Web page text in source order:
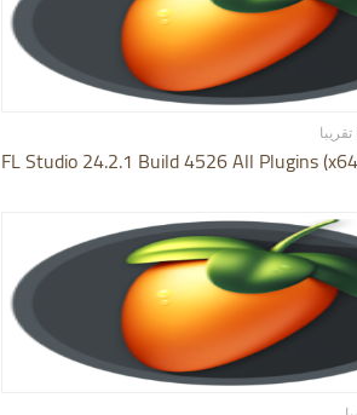
FL Studio 24.2.1 Build 4526 All Plugins